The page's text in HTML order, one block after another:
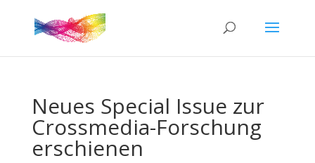
Neues Special Issue zur
Crossmedia-Forschung
erschienen